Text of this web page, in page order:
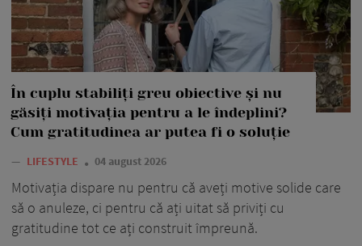
În cuplu stabiliți greu obiective și nu
găsiți motivația pentru a le îndeplini?
Cum gratitudinea ar putea fi o soluție
— LIFESTYLE 04 august 2026
Motivația dispare nu pentru că aveți motive solide care
să o anuleze, ci pentru că ați uitat să priviți cu
gratitudine tot ce ați construit împreună.